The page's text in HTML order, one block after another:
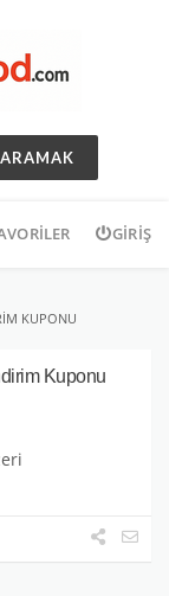
ARAMAK
GIRIŞ
KUPONU
Kuponu